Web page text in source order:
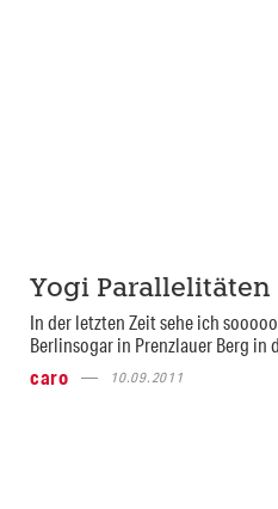
Yogi Parallelitäten
In der letzten Zeit sehe ich
Berlinsogar in Prenzlauer Berg in
caro
10.09.2011